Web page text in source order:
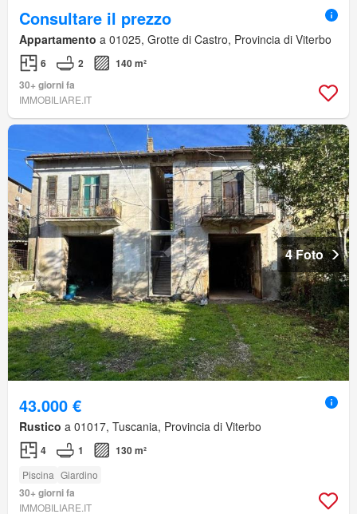
Consultare il prezzo
Appartamento a 01025, Grotte di Castro, Provincia di Viterbo
6 2
140 m²
30+ giorni fa
IMMOBILIARE.IT
4 Foto
43.000 €
Rustico a 01017, Tuscania, Provincia di Viterbo
4 1 130 m²
Piscina Giardino
30+ giorni fa
IMMOBILIARE.IT